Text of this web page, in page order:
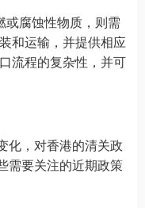
或腐蚀性物质，则需
和运输，并提供相应
流程的复杂性，并可
化，对香港的清关政
需要关注的近期政策